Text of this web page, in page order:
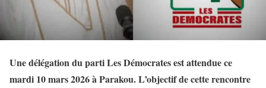
Une délégation du parti Les Démocrates est attendue ce
mardi 10 mars 2026 à Parakou. L’objectif de cette rencontre